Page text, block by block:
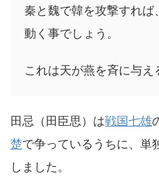
秦と魏で韓を攻撃すれ
動く事でしょう。
これは天が燕を斉に与え
田忌（田臣思）は戦国七雄
楚で争っているうちに、単
しました。